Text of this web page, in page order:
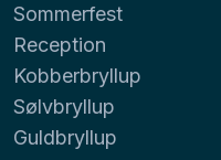
Sommerfest
Reception
Kobberbryllup
Sølvbryllup
Guldbryllup